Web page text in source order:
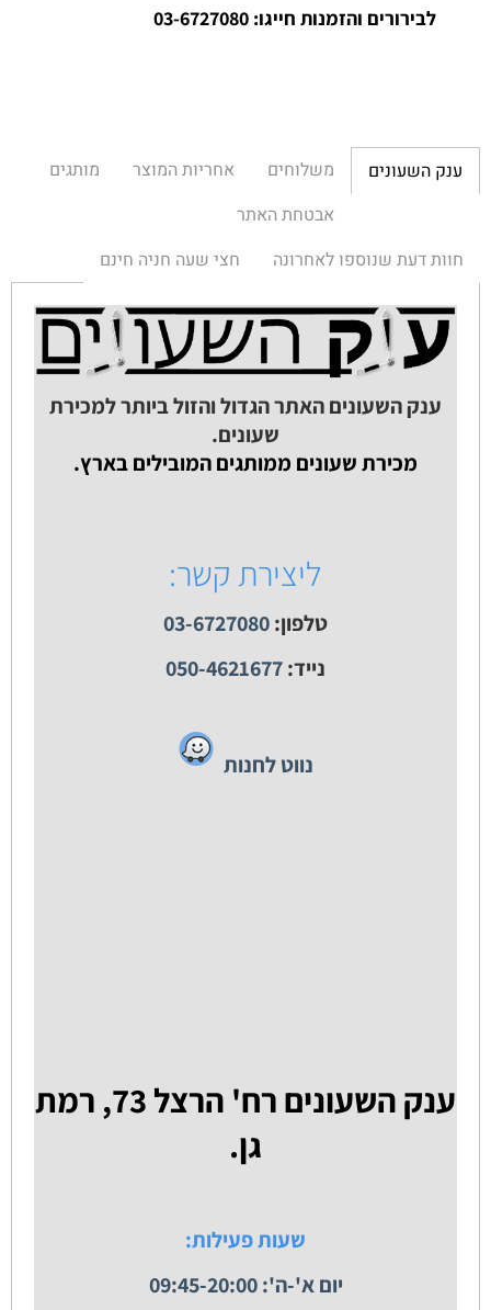
לבירורים והזמנות חייגו: 03-6727080
ענק השעונים משלוחים אחריות המוצר
מותגים
אבטחת האתר
חוות דעת שנוספו לאחרונה
חצי שעה חניה חינם
ענק השעונים האתר הגדול והזול ביותר למכירת
שעונים.
מכירת שעונים ממותגים המובילים בארץ.
ליצירת קשר:
טלפון:03-6727080
נייד:050-4621677
נווט לחנות
ענק השעונים רח' הרצל 73, רמת
גן.
שעות פעילות:
יום א'-ה': 09:45-20:00